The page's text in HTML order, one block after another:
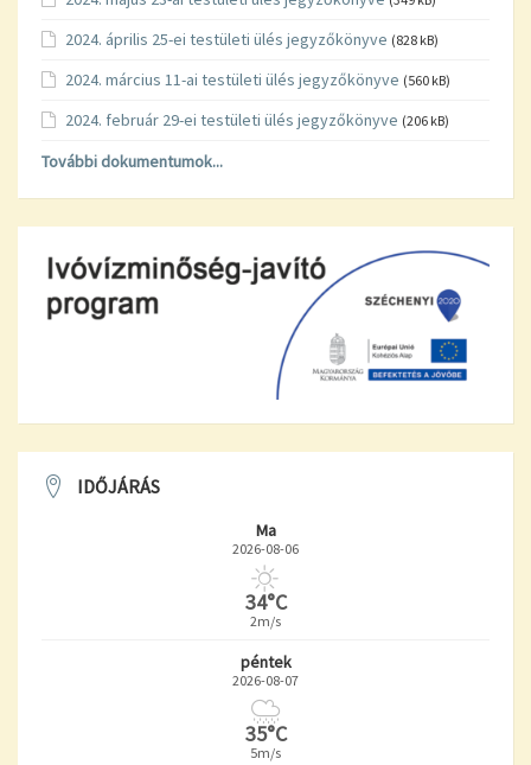
2024. április 25-ei testületi ülés jegyzőkönyve (828 kB)
2024. március 11-ai testületi ülés jegyzőkönyve (560 kB)
2024. február 29-ei testületi ülés jegyzőkönyve (206 kB)
További dokumentumok...
IDŐJÁRÁS
Ma
2026-08-06
34°C
2m/s
péntek
2026-08-07
35°C
5m/s